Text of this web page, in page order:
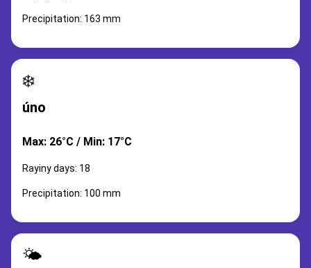
Precipitation: 163 mm
❄️
úno
Max: 26°C / Min: 17°C
Rayiny days: 18
Precipitation: 100 mm
🌤️